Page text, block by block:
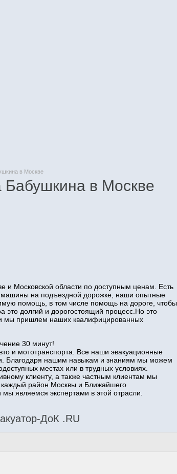
в Москве
Бабушкина в Москве
и Московской области по доступным ценам. Есть
машины на подъездной дорожке, наши опытные
помощь, в том числе помощь на дороге, чтобы
это долгий и дорогостоящий процесс.Но это
и мы пришлем наших квалифицированных
30 минут!
и мототранспорта. Все наши эвакуационные
Благодаря нашим навыкам и знаниям мы можем
местах или в трудных условиях.
клиенту, а также частным клиентам мы
каждый район Москвы и Ближайшего
являемся экспертами в этой отрасли.
ДоК .RU